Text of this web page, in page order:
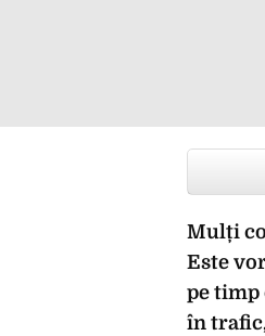
Mulți
Este
pe timp
în